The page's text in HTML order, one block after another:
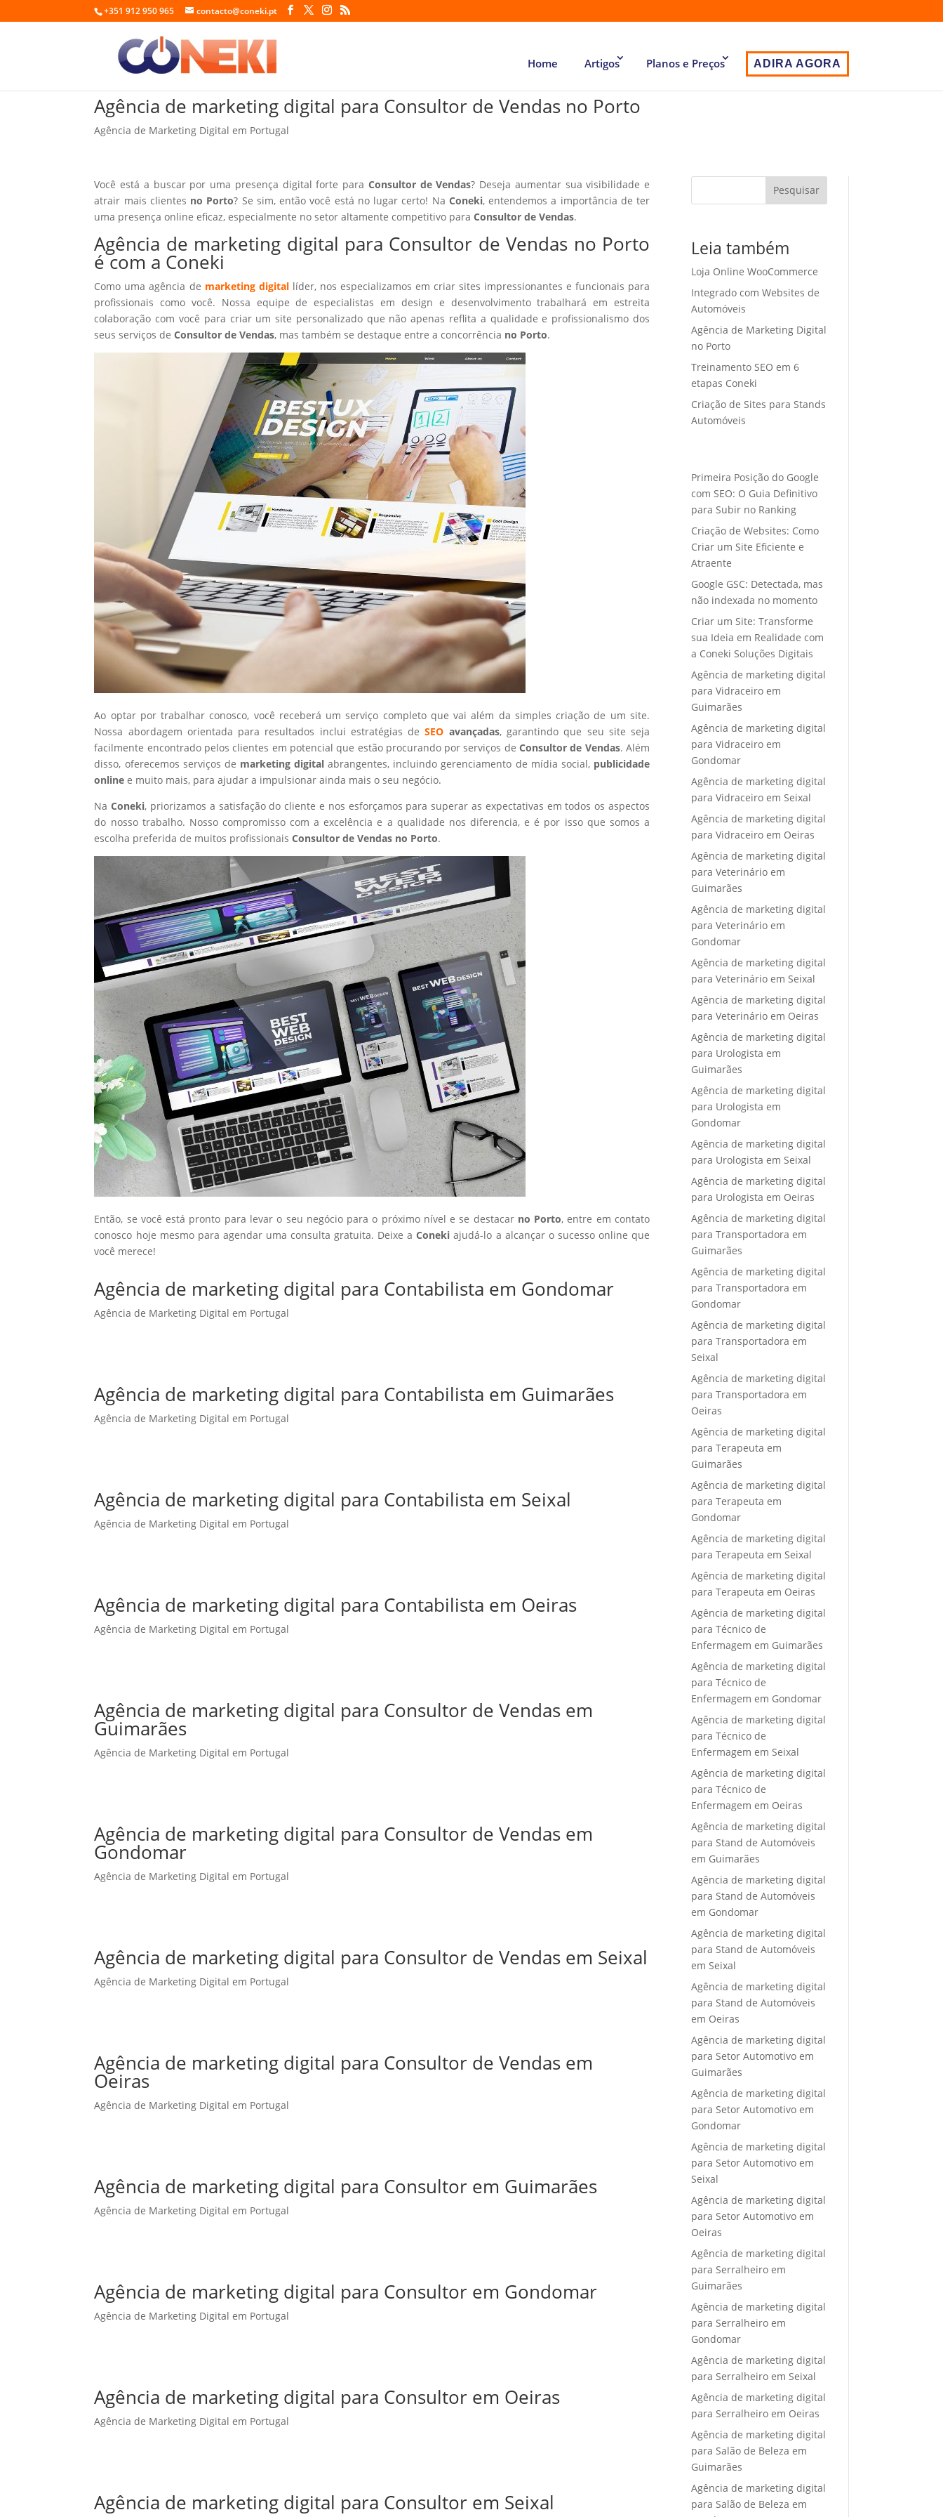
+351 912 950 965 contacto@coneki.pt
Home Artigos Planos e Preços ADIRA AGORA
Agência de marketing digital para Consultor de Vendas no Porto
Agência de Marketing Digital em Portugal
Você está a buscar por uma presença digital forte para Consultor de Vendas? Deseja aumentar sua visibilidade e
atrair mais clientes no Porto? Se sim, então você está no lugar certo! Na Coneki, entendemos a importância de ter
uma presença online eficaz, especialmente no setor altamente competitivo paraConsultor de Vendas.
Agência de marketing digital para Consultor de Vendas no Porto
é com a Coneki
Como uma agência de marketing digitallíder, nos especializamos em criar sites impressionantes e funcionais para
profissionais como você. Nossa equipe de especialistas em design e desenvolvimento trabalhará em estreita
colaboração com você para criar um site personalizado que não apenas reflita a qualidade e profissionalismo dos
seus serviços deConsultor de Vendas, mas também se destaque entre a concorrência no Porto.
Ao optar por trabalhar conosco, você receberá um serviço completo que vai além da simples criação de um site.
Nossa abordagem orientada para resultados inclui estratégias deSEO avançadas, garantindo que seu site seja
facilmente encontrado pelos clientes em potencial que estão procurando por serviços deConsultor de Vendas. Além
disso, oferecemos serviços de marketing digitalabrangentes, incluindo gerenciamento de mídia social, publicidade
online e muito mais, para ajudar a impulsionar ainda mais o seu negócio.
NaConeki, priorizamos a satisfação do cliente e nos esforçamos para superar as expectativas em todos os aspectos
do nosso trabalho. Nosso compromisso com a excelência e a qualidade nos diferencia, e é por isso que somos a
escolha preferida de muitos profissionaisConsultor de Vendas no Porto.
Então, se você está pronto para levar o seu negócio para o próximo nível e se destacar no Porto, entre em contato
conosco hoje mesmo para agendar uma consulta gratuita. Deixe aConeki ajudá-lo a alcançar o sucesso online que
você merece!
Agência de marketing digital para Contabilista em Gondomar
Agência de Marketing Digital em Portugal
Agência de marketing digital para Contabilista em Guimarães
Agência de Marketing Digital em Portugal
Agência de marketing digital para Contabilista em Seixal
Agência de Marketing Digital em Portugal
Agência de marketing digital para Contabilista em Oeiras
Agência de Marketing Digital em Portugal
Agência de marketing digital para Consultor de Vendas em
Guimarães
Agência de Marketing Digital em Portugal
Agência de marketing digital para Consultor de Vendas em
Gondomar
Agência de Marketing Digital em Portugal
Agência de marketing digital para Consultor de Vendas em Seixal
Agência de Marketing Digital em Portugal
Agência de marketing digital para Consultor de Vendas em
Oeiras
Agência de Marketing Digital em Portugal
Agência de marketing digital para Consultor em Guimarães
Agência de Marketing Digital em Portugal
Agência de marketing digital para Consultor em Gondomar
Agência de Marketing Digital em Portugal
Agência de marketing digital para Consultor em Oeiras
Agência de Marketing Digital em Portugal
Agência de marketing digital para Consultor em Seixal
Pesquisar
Leia também
Loja Online WooCommerce
Integrado com Websites de
Automóveis
Agência de Marketing Digital
no Porto
Treinamento SEO em 6
etapas Coneki
Criação de Sites para Stands
Automóveis
Primeira Posição do Google
com SEO: O Guia Definitivo
para Subir no Ranking
Criação de Websites: Como
Criar um Site Eficiente e
Atraente
Google GSC: Detectada, mas
não indexada no momento
Criar um Site: Transforme
sua Ideia em Realidade com
a Coneki Soluções Digitais
Agência de marketing digital
para Vidraceiro em
Guimarães
Agência de marketing digital
para Vidraceiro em
Gondomar
Agência de marketing digital
para Vidraceiro em Seixal
Agência de marketing digital
para Vidraceiro em Oeiras
Agência de marketing digital
para Veterinário em
Guimarães
Agência de marketing digital
para Veterinário em
Gondomar
Agência de marketing digital
para Veterinário em Seixal
Agência de marketing digital
para Veterinário em Oeiras
Agência de marketing digital
para Urologista em
Guimarães
Agência de marketing digital
para Urologista em
Gondomar
Agência de marketing digital
para Urologista em Seixal
Agência de marketing digital
para Urologista em Oeiras
Agência de marketing digital
para Transportadora em
Guimarães
Agência de marketing digital
para Transportadora em
Gondomar
Agência de marketing digital
para Transportadora em
Seixal
Agência de marketing digital
para Transportadora em
Oeiras
Agência de marketing digital
para Terapeuta em
Guimarães
Agência de marketing digital
para Terapeuta em
Gondomar
Agência de marketing digital
para Terapeuta em Seixal
Agência de marketing digital
para Terapeuta em Oeiras
Agência de marketing digital
para Técnico de
Enfermagem em Guimarães
Agência de marketing digital
para Técnico de
Enfermagem em Gondomar
Agência de marketing digital
para Técnico de
Enfermagem em Seixal
Agência de marketing digital
para Técnico de
Enfermagem em Oeiras
Agência de marketing digital
para Stand de Automóveis
em Guimarães
Agência de marketing digital
para Stand de Automóveis
em Gondomar
Agência de marketing digital
para Stand de Automóveis
em Seixal
Agência de marketing digital
para Stand de Automóveis
em Oeiras
Agência de marketing digital
para Setor Automotivo em
Guimarães
Agência de marketing digital
para Setor Automotivo em
Gondomar
Agência de marketing digital
para Setor Automotivo em
Seixal
Agência de marketing digital
para Setor Automotivo em
Oeiras
Agência de marketing digital
para Serralheiro em
Guimarães
Agência de marketing digital
para Serralheiro em
Gondomar
Agência de marketing digital
para Serralheiro em Seixal
Agência de marketing digital
para Serralheiro em Oeiras
Agência de marketing digital
para Salão de Beleza em
Guimarães
Agência de marketing digital
para Salão de Beleza em